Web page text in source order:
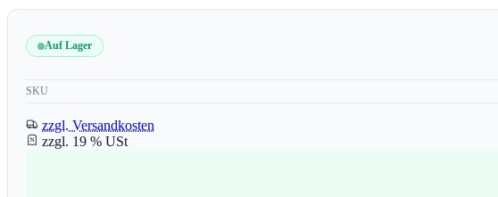
Auf Lager
SKU
zzgl. Versandkosten
zzgl. 19 % USt